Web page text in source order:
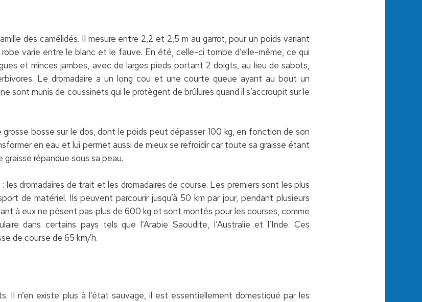
des camélidés. Il mesure entre 2,2 et 2,5 m au garrot, pour un poids variant
varie entre le blanc et le fauve. En été, celle-ci tombe d’elle-même, ce qui
et minces jambes, avec de larges pieds portant 2 doigts, au lieu de sabots,
Le dromadaire a un long cou et une courte queue ayant au bout un
sont munis de coussinets qui le protègent de brûlures quand il s’accroupit sur le
bosse sur le dos, dont le poids peut dépasser 100 kg, en fonction de son
en eau et lui permet aussi de mieux se refroidir car toute sa graisse étant
répandue sous sa peau.
les dromadaires de trait et les dromadaires de course. Les premiers sont les plus
de matériel. Ils peuvent parcourir jusqu’à 50 km par jour, pendant plusieurs
à eux ne pèsent pas plus de 600 kg et sont montés pour les courses, comme
dans certains pays tels que l’Arabie Saoudite, l’Australie et l’Inde. Ces
de course de 65 km/h.
Il n’en existe plus à l’état sauvage, il est essentiellement domestiqué par les